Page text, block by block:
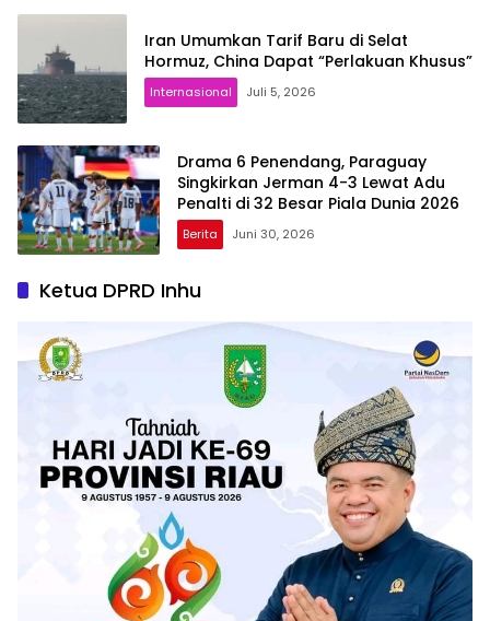
Iran Umumkan Tarif Baru di Selat
Hormuz, China Dapat “Perlakuan Khusus”
Internasional Juli 5, 2026
Drama 6 Penendang, Paraguay
Singkirkan Jerman 4-3 Lewat Adu
Penalti di 32 Besar Piala Dunia 2026
Berita Juni 30, 2026
Ketua DPRD Inhu